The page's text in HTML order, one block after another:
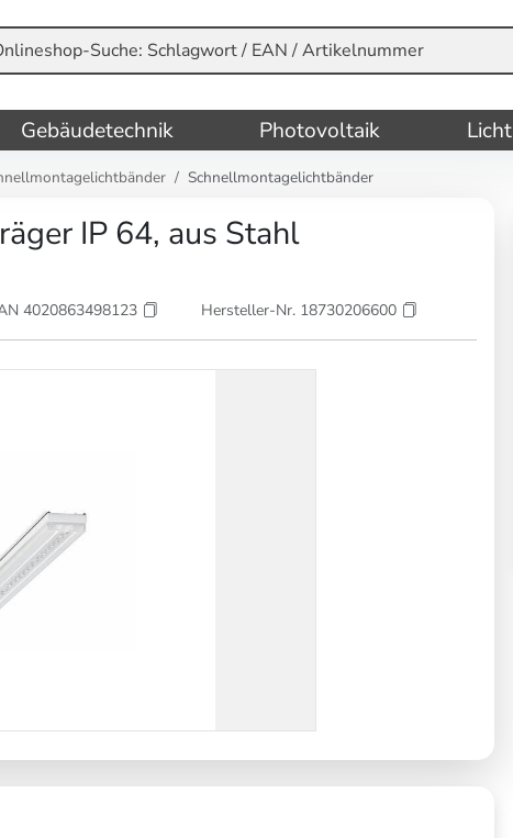
Gebäudetechnik Photovoltaik Licht
Schnellmontagelichtbänder
IP 64, aus Stahl
4020863498123 Hersteller-Nr. 18730206600